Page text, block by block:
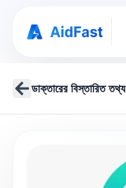
ডাক্তারের বিস্তারিত তথ্য